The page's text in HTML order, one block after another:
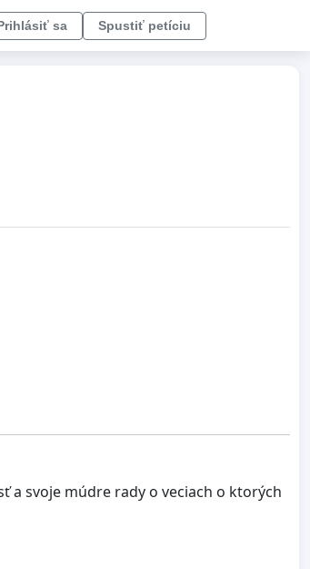
sa Spustiť petíciu
a svoje múdre rady o veciach o ktorých